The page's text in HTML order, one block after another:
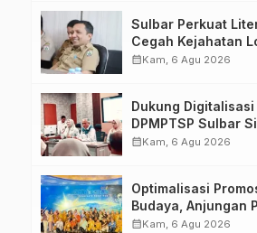
Sulbar Perkuat
Cegah Kejahatan
calendar_monthKam, 6 Agu 2026
Dukung Digitalisasi
DPMPTSP Sulbar
Aplikasi FLEKSI ASN
calendar_monthKam, 6 Agu 2026
Optimalisasi
Budaya, Anjungan
Sulawesi Barat
calendar_monthKam, 6 Agu 2026